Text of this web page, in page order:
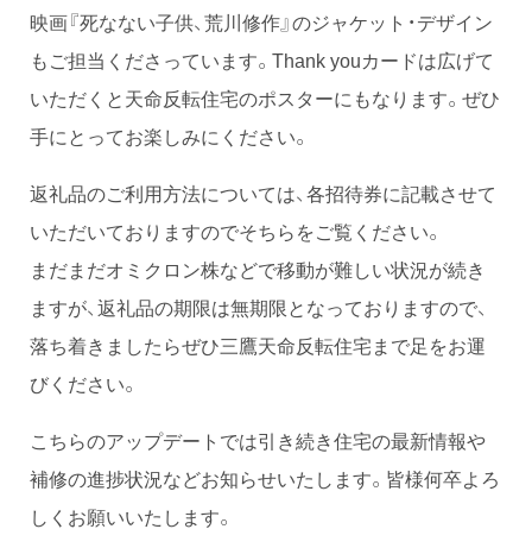
映画『死なない子供、荒川修作』のジャケット・デザイン
もご担当くださっています。Thank youカードは広げて
いただくと天命反転住宅のポスターにもなります。ぜひ
手にとってお楽しみにください。
返礼品のご利用方法については、各招待券に記載させて
いただいておりますのでそちらをご覧ください。
まだまだオミクロン株などで移動が難しい状況が続き
ますが、返礼品の期限は無期限となっておりますので、
落ち着きましたらぜひ三鷹天命反転住宅まで足をお運
びください。
こちらのアップデートでは引き続き住宅の最新情報や
補修の進捗状況などお知らせいたします。皆様何卒よろ
しくお願いいたします。